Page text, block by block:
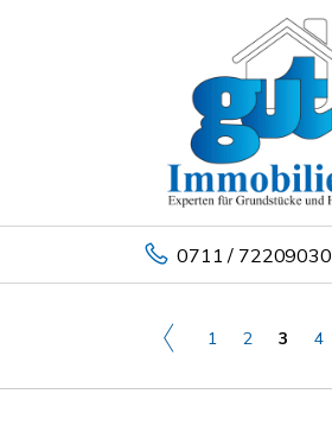
0711 / 72209030
1 2 3 4